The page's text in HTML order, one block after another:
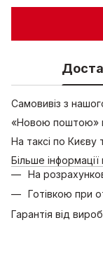
Самовивіз з
«Новою поштою»
На таксі по Києву
Більше
На
Готівкою при
Гарантія від